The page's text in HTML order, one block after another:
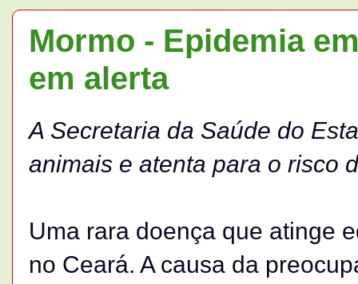
Mormo - Epidemia
em alerta
A Secretaria da Saúde do
animais e atenta para o risco
Uma rara doença que atinge
no Ceará. A causa da